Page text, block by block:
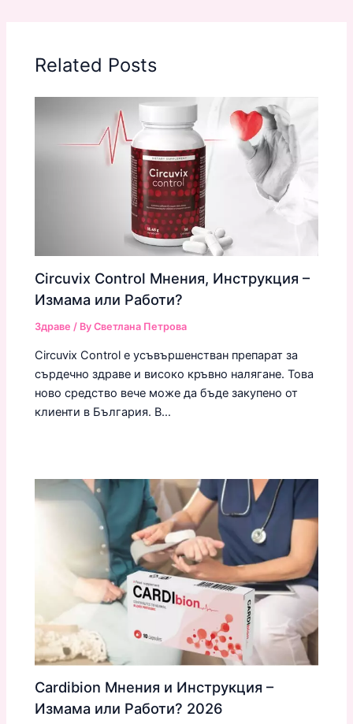
Related Posts
Circuvix Control Мнения, Инструкция –
Измама или Работи?
Здраве / ByСветлана Петрова
Circuvix Control е усъвършенстван препарат за
сърдечно здраве и високо кръвно налягане. Това
ново средство вече може да бъде закупено от
клиенти в България. В…
Cardibion Мнения и Инструкция –
Измама или Работи? 2026